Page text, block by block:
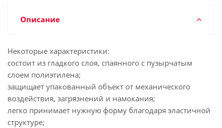
Описание
Некоторые характеристики:
состоит из гладкого слоя, спаянного с пузырчатым
слоем полиэтилена;
защищает упакованный объект от механического
воздействия, загрязнений и намокания;
легко принимает нужную форму благодаря эластичной
структуре;